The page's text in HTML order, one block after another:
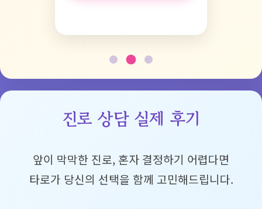
진로 상담 실제 후기
앞이 막막한 진로, 혼자 결정하기 어렵다면
타로가 당신의 선택을 함께 고민해드립니다.